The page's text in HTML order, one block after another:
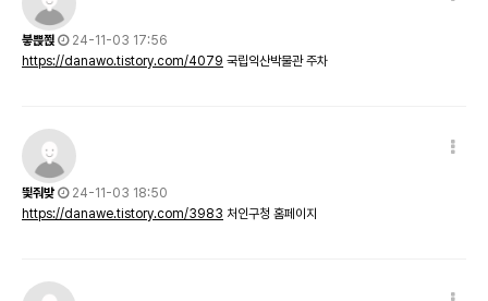
븧쁝쬕
24-11-03 17:56
https://danawo.tistory.com/4079 국립익산박물관 주차
띛줘밪
24-11-03 18:50
https://danawe.tistory.com/3983 처인구청 홈페이지